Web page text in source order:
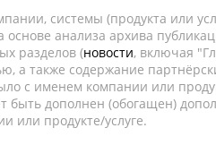
системы (продукта или
основе анализа архива
разделов (новости, включая
а также содержание
с именем компании или
быть дополнен (обогащен)
или продукте/услуге.